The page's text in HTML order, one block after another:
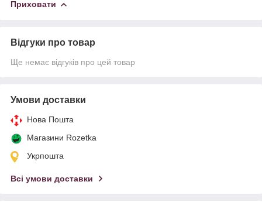
Приховати
Відгуки про товар
Ще немає відгуків про цей товар
Умови доставки
Нова Пошта
Магазини Rozetka
Укрпошта
Всі умови доставки